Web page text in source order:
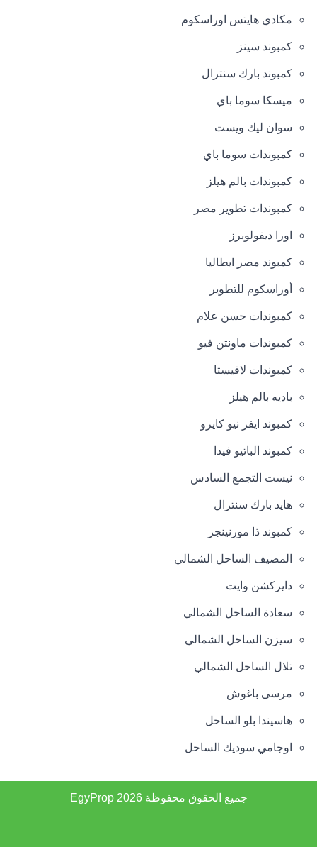
مكادي هايتس اوراسكوم
كمبوند سينز
كمبوند بارك سنترال
ميسكا سوما باي
سوان ليك ويست
كمبوندات سوما باي
كمبوندات بالم هيلز
كمبوندات تطوير مصر
اورا ديفولوبرز
كمبوند مصر ايطاليا
أوراسكوم للتطوير
كمبوندات حسن علام
كمبوندات ماونتن فيو
كمبوندات لافيستا
باديه بالم هيلز
كمبوند ايفر نيو كايرو
كمبوند الباتيو فيدا
نيست التجمع السادس
هايد بارك سنترال
كمبوند ذا مورنينجز
المصيف الساحل الشمالي
دايركشن وايت
سعادة الساحل الشمالي
سيزن الساحل الشمالي
تلال الساحل الشمالي
مرسى باغوش
هاسيندا بلو الساحل
اوجامي سوديك الساحل
جميع الحقوق محفوظة 2026 EgyProp